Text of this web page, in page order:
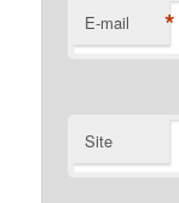
E-mail *
Site